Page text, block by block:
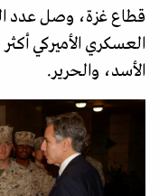
قطاع غزة، وصل عدد
الأسد، والحرير.